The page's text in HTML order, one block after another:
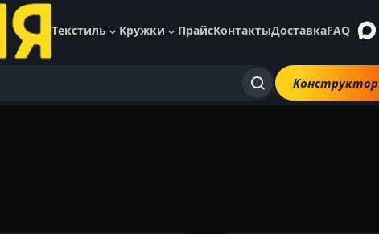
Текстиль Кружки ПрайсКонтактыДоставкаFAQ
Конструктор